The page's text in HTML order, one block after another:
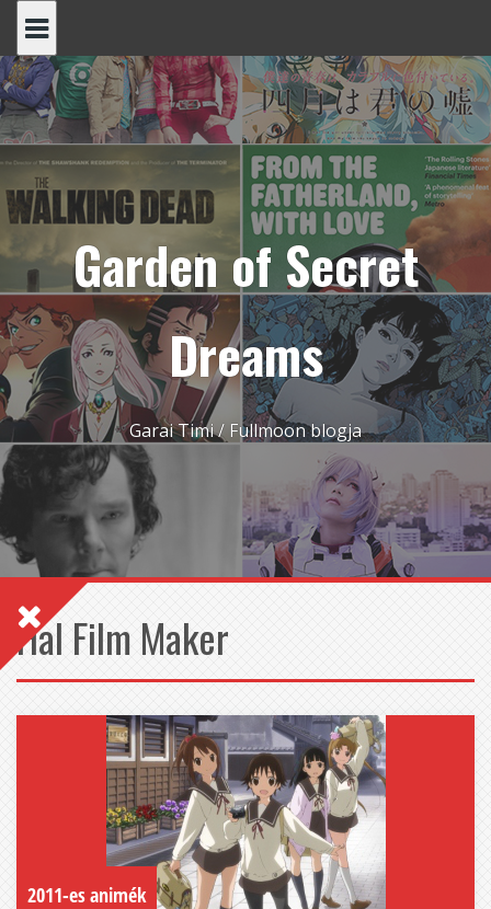
content
Garden of Secret
Dreams
Garai Timi / Fullmoon blogja
Hal Film Maker
2011-es animék